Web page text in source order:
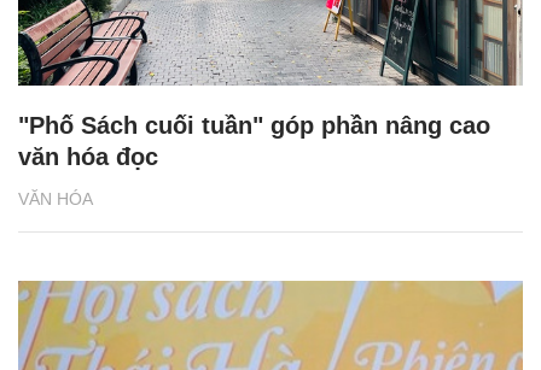
VĂN HÓA
"Phố Sách cuối tuần" góp phần nâng cao
văn hóa đọc